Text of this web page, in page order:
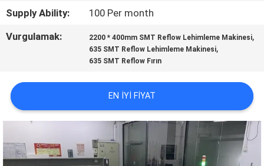
SHOPPING
ON
SITE
HARITASI
GIZLILIK
Supply Ability:
100 Per month
Vurgulamak:
2200 * 400mm SMT Reflow Lehimleme Makinesi,
635 SMT Reflow Lehimleme Makinesi,
635 SMT Reflow Fırın
EN IYI FIYAT